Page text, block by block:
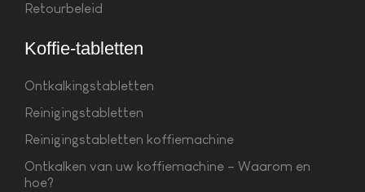
Retourbeleid
Koffie-tabletten
Ontkalkingstabletten
Reinigingstabletten
Reinigingstabletten koffiemachine
Ontkalken van uw koffiemachine – Waarom en
hoe?